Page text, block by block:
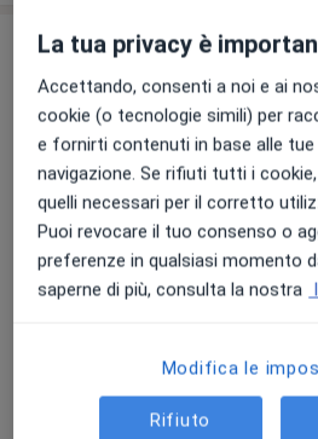
Prestazioni e prezzi
Visita ortopedica
108 € Dettagli
Visita ortopedica di controllo
70 € Dettagli
Artrocentesi
Dettagli
La tua privacy è
Accettando, consenti a noi e ai
cookie (o tecnologie simili) per
e fornirti contenuti in base alle tue
navigazione. Se rifiuti tutti i
quelli necessari per il corretto
Puoi revocare il tuo consenso o
preferenze in qualsiasi momento
saperne di più, consulta la nostra
Modifica le
Rifiuto